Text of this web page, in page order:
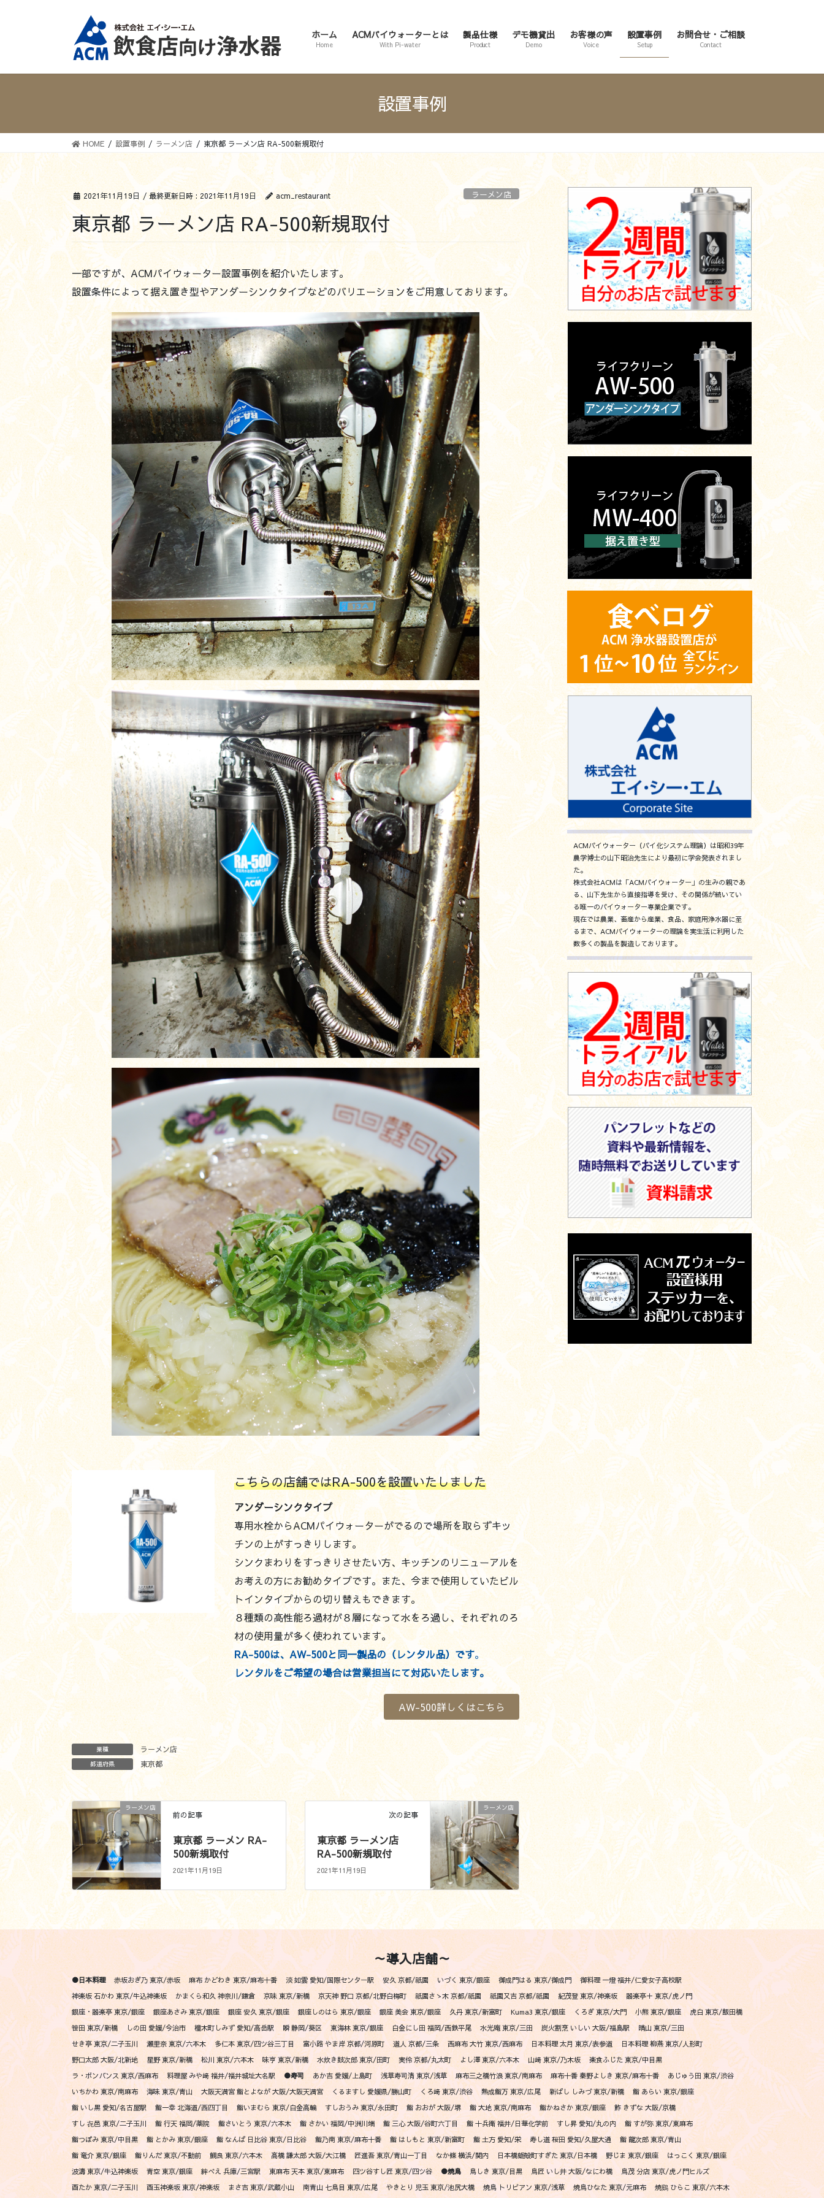
ホーム
Home
ACMパイウォーターとは
With Pi-water
製品仕様
Product
デモ機貸出
Demo
お客様の声
Voice
設置事例
Setup
お問合せ・ご相談
Contact
設置事例
HOME 設置事例 ラーメン店 東京都 ラーメン店 RA-500新規取付
2021年11月19日 / 最終更新日時 : 2021年11月19日 acm_restaurant ラーメン店
東京都 ラーメン店 RA-500新規取付
一部ですが、ACMパイウォーター設置事例を紹介いたします。
設置条件によって据え置き型やアンダーシンクタイプなどのバリエーションをご用意しております。
こちらの店舗ではRA-500を設置いたしました
アンダーシンクタイプ
専用水栓からACMパイウォーターがでるので場所を取らずキッ
チンの上がすっきりします。
シンクまわりをすっきりさせたい方、キッチンのリニューアルを
お考えの方にお勧めタイプです。また、今まで使用していたビル
トインタイプからの切り替えもできます。
８種類の高性能ろ過材が８層になって水をろ過し、それぞれのろ
材の使用量が多く使われています。
RA-500は、AW-500と同一製品の（レンタル品）です。
レンタルをご希望の場合は営業担当にて対応いたします。
AW-500詳しくはこちら
業種 ラーメン店
都道府県 東京都
ラーメン店
前の記事
東京都 ラーメン RA-
500新規取付
2021年11月19日
ラーメン店
次の記事
東京都 ラーメン店
RA-500新規取付
2021年11月19日
ACMパイウォーター（パイ化システム理論）は昭和39年
農学博士の山下昭治先生により最初に学会発表されまし
た。
株式会社ACMは「ACMパイウォーター」の生みの親であ
る、山下先生から直接指導を受け、その関係が続いてい
る唯一のパイウォーター専業企業です。
現在では農業、畜産から産業、食品、家庭用浄水器に至
るまで、ACMパイウォーターの理論を実生活に利用した
数多くの製品を製造しております。
～導入店舗～
●日本料理 赤坂おぎ乃 東京/赤坂 麻布 かどわき 東京/麻布十番 淡 如雲 愛知/国際センター駅 安久 京都/祇園 いづく 東京/銀座 御成門はる 東京/御成門
御料理 一燈 福井/仁愛女子高校駅
神楽坂 石かわ 東京/牛込神楽坂
かまくら和久 神奈川/鎌倉 京味 東京/新橋 京天神 野口 京都/北野白梅町 祇園さゝ木 京都/祇園 祇園又吉 京都/祇園 紀茂登 東京/神楽坂
器楽亭＋ 東京/虎ノ門
銀座・器楽亭 東京/銀座
銀座あさみ 東京/銀座 銀座 安久 東京/銀座 銀座しのはら 東京/銀座 銀座 美会 東京/銀座 久丹 東京/新富町 Kuma3 東京/銀座 くろぎ 東京/大門 小熊 東京/銀座
虎白 東京/飯田橋
笹田 東京/新橋
しの田 愛媛/今治市 橦木町しみず 愛知/高岳駅 瞬 静岡/葵区 東海林 東京/銀座 白金にし田 福岡/西鉄平尾 水光庵 東京/三田 炭火割烹 いしい 大阪/福島駅
晴山 東京/三田
せき亭 東京/二子玉川
瀬里奈 東京/六本木 多仁本 東京/四ツ谷三丁目 富小路 やま岸 京都/河原町 道人 京都/三条 西麻布 大竹 東京/西麻布 日本料理 太月 東京/表参道
日本料理 柳燕 東京/人形町
野口太郎 大阪/北新地
星野 東京/新橋 松川 東京/六本木 味亨 東京/新橋 水炊き鼓次郎 東京/田町 実伶 京都/丸太町 よし澤 東京/六本木 山﨑 東京/乃木坂
楽食ふじた 東京/中目黒
ラ・ボンバンス 東京/西麻布
料理屋 みや﨑 福井/福井城址大名駅 ●寿司 あか吉 愛媛/上島町 浅草寿司清 東京/浅草 麻布三之橋竹浪 東京/南麻布 麻布十番 秦野よしき 東京/麻布十番
あじゅう田 東京/渋谷
いちかわ 東京/南麻布
海味 東京/青山 大阪天満宮 鮨とよなが 大阪/大阪天満宮 くるますし 愛媛県/勝山町 くろ﨑 東京/渋谷 熟成鮨万 東京/広尾 新ばし しみづ 東京/新橋
鮨 あらい 東京/銀座
鮨 いし黒 愛知/名古屋駅
鮨一幸 北海道/西四丁目 鮨いまむら 東京/白金高輪 すしおうみ 東京/永田町 鮨 おおが 大阪/堺 鮨 大地 東京/南麻布 鮨かねさか 東京/銀座
鮓 きずな 大阪/京橋
すし 㐂邑 東京/二子玉川
鮨 行天 福岡/薬院 鮨さいとう 東京/六本木 鮨 さかい 福岡/中洲川端 鮨 三心 大阪/谷町六丁目 鮨 十兵衛 福井/日華化学前 すし昇 愛知/丸の内
鮨 すが弥 東京/東麻布
鮨つぼみ 東京/中目黒
鮨 とかみ 東京/銀座 鮨 なんば 日比谷 東京/日比谷 鮨乃南 東京/麻布十番 鮨 はしもと 東京/新富町 鮨 土方 愛知/栄 寿し道 桜田 愛知/久屋大通
鮨 龍次郎 東京/青山
鮨 竜介 東京/銀座
鮨りんだ 東京/不動前 鯛良 東京/六本木 髙橋 謙太郎 大阪/大江橋 匠進吾 東京/青山一丁目 なか條 横浜/関内 日本橋蛎殻町すぎた 東京/日本橋 野じま 東京/銀座
はっこく 東京/銀座
波濤 東京/牛込神楽坂
青空 東京/銀座 絆べえ 兵庫/三宮駅 東麻布 天本 東京/東麻布 四ツ谷すし匠 東京/四ツ谷 ●焼鳥 鳥しき 東京/目黒 鳥匠 いし井 大阪/なにわ橋
鳥茂 分店 東京/虎ノ門ヒルズ
酉たか 東京/二子玉川
酉玉神楽坂 東京/神楽坂 まさ吉 東京/武蔵小山 南青山 七鳥目 東京/広尾 やきとり 児玉 東京/池尻大橋 焼鳥 トリビアン 東京/浅草 焼鳥ひなた 東京/元麻布
焼鷄 ひらこ 東京/六本木